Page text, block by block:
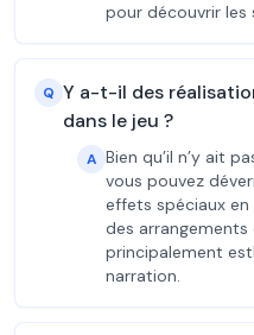
pour découvrir les
Q Y a-t-il des
dans le jeu ?
A Bien qu’il n’y ait
vous pouvez
effets spéciaux
des arrangements
principalement
narration.